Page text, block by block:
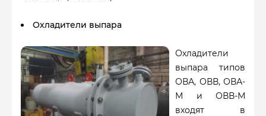
Охладители выпара
Охладители
выпара типов
ОВА, ОВВ, ОВА-
М и ОВВ-М
входят в